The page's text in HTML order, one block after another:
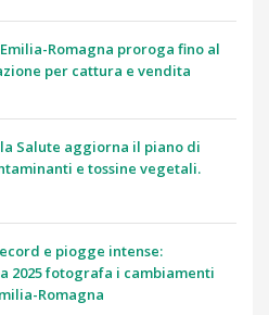
Romagna proroga fino al
per cattura e vendita
Salute aggiorna il piano di
e tossine vegetali.
e piogge intense:
2025 fotografa i cambiamenti
Romagna